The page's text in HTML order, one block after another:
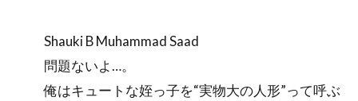
Shauki B Muhammad Saad
問題ないよ…。
俺はキュートな姪っ子を“実物大の人形”って呼ぶ